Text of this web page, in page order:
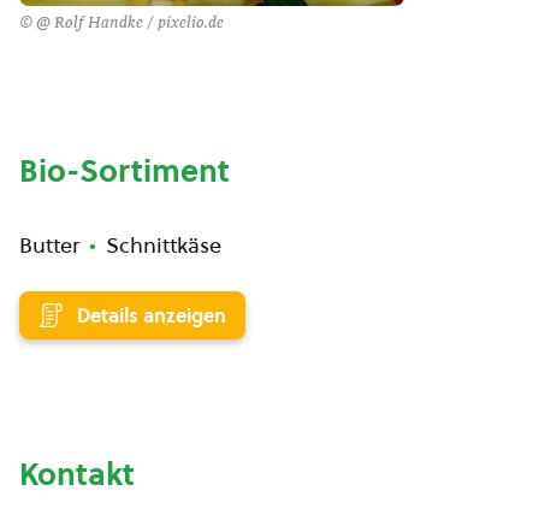
© @ Rolf Handke / pixelio.de
Bio-Sortiment
Butter Schnittkäse
Details anzeigen
Kontakt